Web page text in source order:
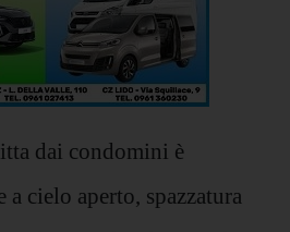
dai condomini è
cielo aperto, spazzatura